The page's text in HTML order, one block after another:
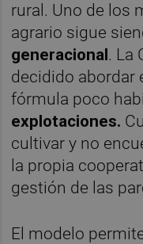
rural. Uno de los
agrario sigue
generacional . La
decidido abordar
fórmula poco
explotaciones.
cultivar y no
la propia
gestión de las
El modelo